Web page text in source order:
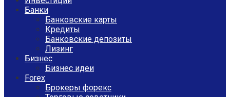
Банки
Банковские карты
Кредиты
Банковские депозиты
Лизинг
Бизнес
Бизнес идеи
Forex
Брокеры форекс